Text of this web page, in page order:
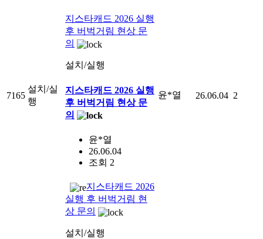
7165
설치/실
행
지스타캐드 2026 실행
후 버벅거림 현상 문
의
설치/실행
지스타캐드 2026 실행
후 버벅거림 현상 문
의
윤*열
26.06.04
조회 2
윤*열 26.06.04 2
지스타캐드 2026
실행 후 버벅거림 현
상 문의
설치/실행